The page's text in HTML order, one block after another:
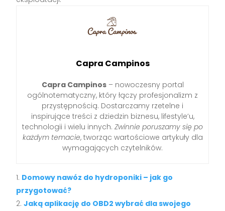
Capra Campinos
Capra Campinos– nowoczesny portal
ogólnotematyczny, który łączy profesjonalizm z
przystępnością. Dostarczamy rzetelne i
inspirujące treści z dziedzin biznesu, lifestyle’u,
technologii i wielu innych. Zwinnie poruszamy się po
każdym temacie, tworząc wartościowe artykuły dla
wymagających czytelników.
Domowy nawóz do hydroponiki – jak go
przygotować?
Jaką aplikację do OBD2 wybrać dla swojego